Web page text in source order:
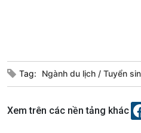
Tin Đời sống & Xã hội
360 độ Sức khỏe
Tài nguyên và Môi trường
Tag: Ngành du lịch Tuyển
Xem trên các nền tảng khác